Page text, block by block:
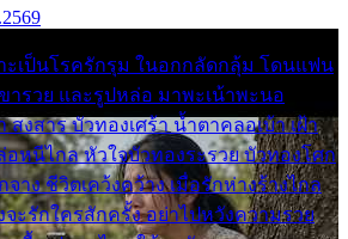
ะเป็นโรครักรุม ในอกกลัดกลุ้ม โดนแฟน
ารวย และรูปหล่อ มาพะเน้าพะนอ
สงสาร บัวทองเศร้า น้ำตาคลอเบ้า เฝ้า
หนีไกล หัวใจบัวทองระรวย บัวทองโศก
จาง ชีวิตเคว้งคว้าง เมื่อรักห่างร้างไกล
ะรักใครสักครั้ง อย่าไปหวังความรวย